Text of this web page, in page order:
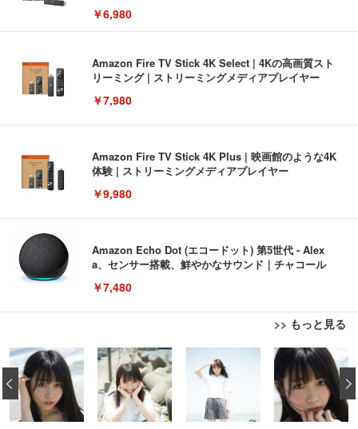
￥6,980
Amazon Fire TV Stick 4K Select | 4Kの高画質スト
リーミング | ストリーミングメディアプレイヤー
￥7,980
Amazon Fire TV Stick 4K Plus | 映画館のような4K
体験 | ストリーミングメディアプレイヤー
￥9,980
Amazon Echo Dot (エコードット) 第5世代 - Alex
a、センサー搭載、鮮やかなサウンド｜チャコール
￥7,480
>> もっと見る
[EdoErgo] オフィスチェア 椅子 テレワーク 疲れな
い 跳ね上げ式アームレスト コンパクト 約105度ロッ
キング pc 事務椅子 360度回転 座面昇降 強化ナイロ
ン樹脂ベース 通気性メッシュ 在宅ワーク H-WY01
(黒網+黒枠+黒足)
￥5,699
EIZO ビジネス向けプレミアムモニター | FlexScan
EV3240X-WT | 31.5型4K UHD・USB Type-C・ホワ
イト
￥105,595
Amazonベーシック ペットシーツ 薄型 レギュラー 1
回使い捨て 無香料 ホワイト 300枚
￥3,373
‹